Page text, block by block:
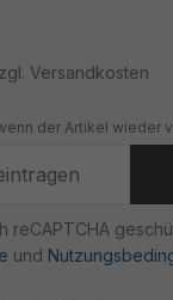
Versandkosten
der Artikel wieder
reCAPTCHA
und